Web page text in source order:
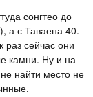
сонгтео до
а с Таваена 40.
раз сейчас они
камни. Ну и на
найти место не